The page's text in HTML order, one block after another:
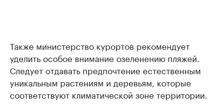
Также министерство курортов рекомендует
уделить особое внимание озеленению пляжей.
Следует отдавать предпочтение естественным
уникальным растениям и деревьям, которые
соответствуют климатической зоне территории.